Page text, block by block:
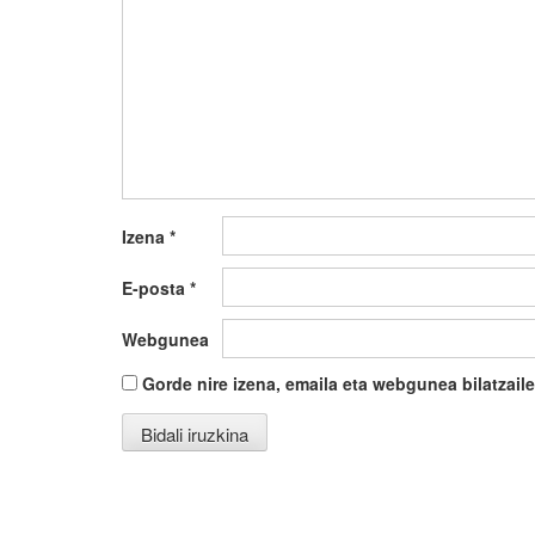
Izena *
E-posta *
Webgunea
Gorde nire izena, emaila eta webgunea